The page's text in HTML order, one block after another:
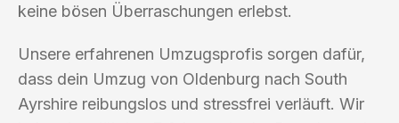
keine bösen Überraschungen erlebst.
Unsere erfahrenen Umzugsprofis sorgen dafür,
dass dein Umzug von Oldenburg nach South
Ayrshire reibungslos und stressfrei verläuft. Wir